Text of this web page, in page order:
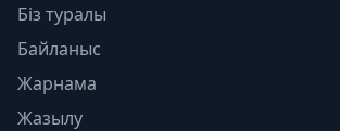
Біз туралы
Байланыс
Жарнама
Жазылу